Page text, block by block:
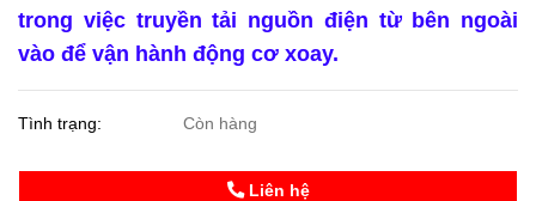
trong việc truyền tải nguồn điện từ bên ngoài
vào để vận hành động cơ xoay.
Tình trạng: Còn hàng
Liên hệ